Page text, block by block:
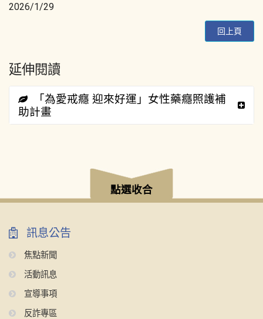
2026/1/29
回上頁
延伸閱讀
「為愛戒癮 迎來好運」女性藥癮照護補
助計畫
點選收合
訊息公告
焦點新聞
活動訊息
宣導事項
反詐專區